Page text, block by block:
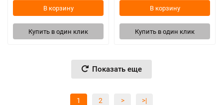
В корзину
Купить в один клик
В корзину
Купить в один клик
Показать еще
1 2 > >|